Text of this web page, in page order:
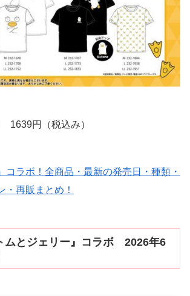
1639円（税込み）
コラボ！全商品・最新の発売日・種類・
・再販まとめ！
ムとジェリー』コラボ 2026年6